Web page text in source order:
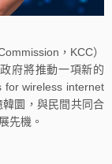
，KCC）
府將推動一項新的
for wireless internet
圜，與民間共同合
先機。